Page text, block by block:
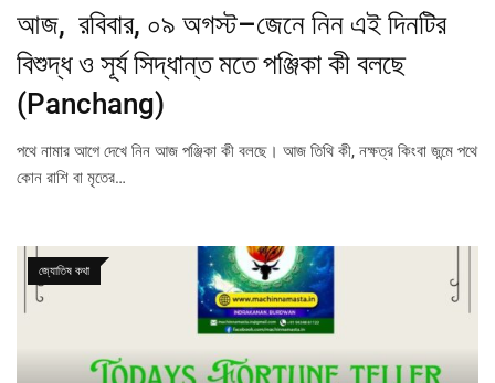
আজ, রবিবার, ০৯ অগস্ট–জেনে নিন এই দিনটির
বিশুদ্ধ ও সূর্য সিদ্ধান্ত মতে পঞ্জিকা কী বলছে
(Panchang)
পথে নামার আগে দেখে নিন আজ পঞ্জিকা কী বলছে। আজ তিথি কী, নক্ষত্র কিংবা জন্মে পথে
কোন রাশি বা মৃতের…
জ্যোতিষ কথা